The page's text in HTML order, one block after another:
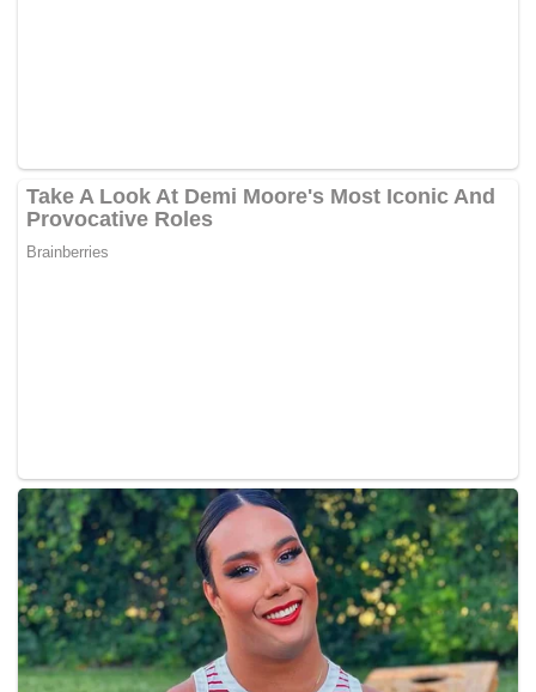
kerajaan yang memerintah,” katanya yang merupakan
Pengerusi Badan Perhubungan UMNO negeri.
Sementara itu, menurut Setiausaha Badan Perhubungan
menyertai parti politik baharu.
“Dia minta untuk lepaskan jawatan jadi kita terimalah dan
ia berlaku baru-baru ini,” katanya. – BERNAMA